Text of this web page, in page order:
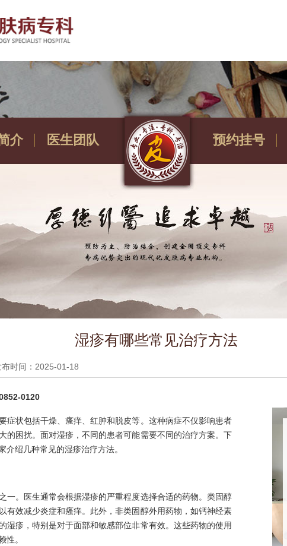
介 医生团队 预约挂号
湿疹有哪些常见治疗方法
布时间：2025-01-18
0120
症状包括干燥、瘙痒、红肿和脱皮等。这种病症不仅影响患者
的困扰。面对湿疹，不同的患者可能需要不同的治疗方案。下
绍几种常见的湿疹治疗方法。
一。医生通常会根据湿疹的严重程度选择合适的药物。类固醇
有效减少炎症和瘙痒。此外，非类固醇外用药物，如钙神经素
湿疹，特别是对于面部和敏感部位非常有效。这些药物的使用
性。